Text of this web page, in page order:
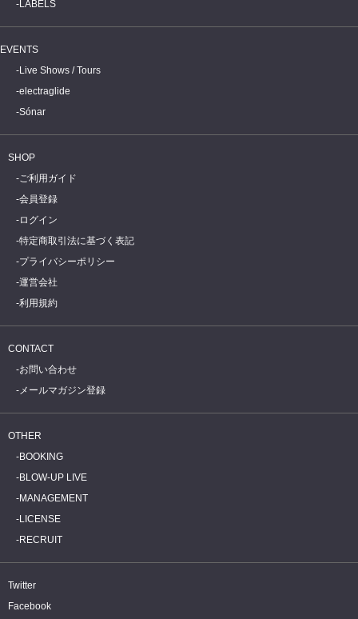
LABELS
EVENTS
Live Shows / Tours
electraglide
Sónar
SHOP
ご利用ガイド
会員登録
ログイン
特定商取引法に基づく表記
プライバシーポリシー
運営会社
利用規約
CONTACT
お問い合わせ
メールマガジン登録
OTHER
BOOKING
BLOW-UP LIVE
MANAGEMENT
LICENSE
RECRUIT
Twitter
Facebook